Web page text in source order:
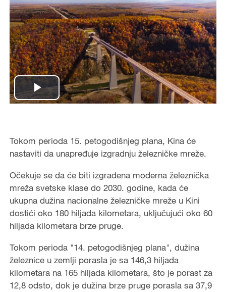
Play
Tokom perioda 15. petogodišnjeg plana, Kina će
nastaviti da unapređuje izgradnju železničke mreže.
Očekuje se da će biti izgrađena moderna železnička
mreža svetske klase do 2030. godine, kada će
ukupna dužina nacionalne železničke mreže u Kini
dostići oko 180 hiljada kilometara, uključujući oko 60
hiljada kilometara brze pruge.
Tokom perioda "14. petogodišnjeg plana", dužina
železnice u zemlji porasla je sa 146,3 hiljada
kilometara na 165 hiljada kilometara, što je porast za
12,8 odsto, dok je dužina brze pruge porasla sa 37,9